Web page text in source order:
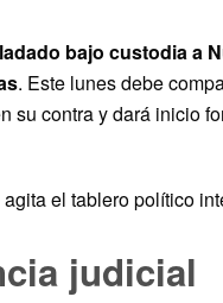
bajo custodia a
. Este lunes debe
su contra y dará inicio
el tablero político
judicial